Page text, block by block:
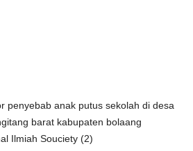
penyebab anak putus sekolah di desa
barat kabupaten bolaang
Ilmiah Souciety (2)